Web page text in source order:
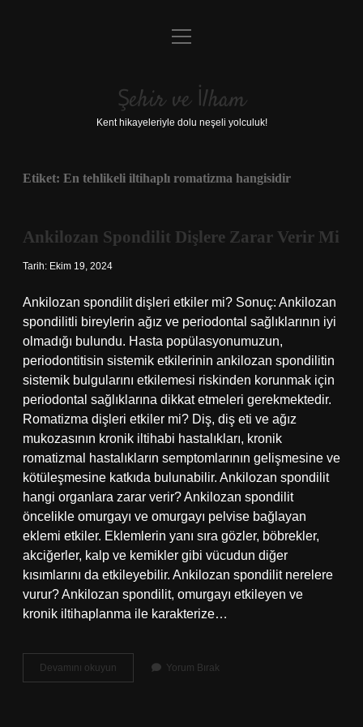
Anasayfa
Yasal Uyarı
menüyü
Şehir ve İlham
Kent hikayeleriyle dolu neşeli yolculuk!
Etiket: En tehlikeli iltihaplı romatizma hangisidir
Ankilozan Spondilit Dişlere Zarar Verir Mi
Tarih: Ekim 19, 2024
Ankilozan spondilit dişleri etkiler mi? Sonuç: Ankilozan
spondilitli bireylerin ağız ve periodontal sağlıklarının iyi
olmadığı bulundu. Hasta popülasyonumuzun,
periodontitisin sistemik etkilerinin ankilozan spondilitin
sistemik bulgularını etkilemesi riskinden korunmak için
periodontal sağlıklarına dikkat etmeleri gerekmektedir.
Romatizma dişleri etkiler mi? Diş, diş eti ve ağız
mukozasının kronik iltihabi hastalıkları, kronik
romatizmal hastalıkların semptomlarının gelişmesine ve
kötüleşmesine katkıda bulunabilir. Ankilozan spondilit
hangi organlara zarar verir? Ankilozan spondilit
öncelikle omurgayı ve omurgayı pelvise bağlayan
eklemi etkiler. Eklemlerin yanı sıra gözler, böbrekler,
akciğerler, kalp ve kemikler gibi vücudun diğer
kısımlarını da etkileyebilir. Ankilozan spondilit nerelere
vurur? Ankilozan spondilit, omurgayı etkileyen ve
kronik iltihaplanma ile karakterize…
Devamını okuyun Ankilozan
Spondilit
Yorum Bırak